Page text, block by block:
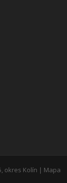
okres Kolín | Mapa